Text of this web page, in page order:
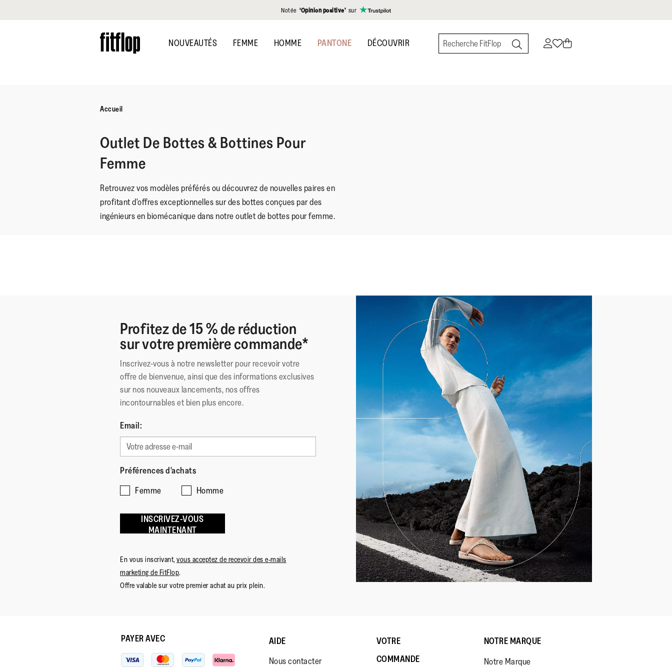
Notée ‘Opinion positive’ sur
to
main
NOUVEAUTÉS FEMME HOMME PANTONE DÉCOUVRIR
Accueil
Outlet De Bottes & Bottines Pour
Femme
Retrouvez vos modèles préférés ou découvrez de nouvelles paires en
profitant d'offres exceptionnelles sur des bottes conçues par des
ingénieurs en biomécanique dans notre outlet de bottes pour femme.
Profitez de 15 % de réduction
sur votre première commande*
Inscrivez-vous à notre newsletter pour recevoir votre
offre de bienvenue, ainsi que des informations exclusives
sur nos nouveaux lancements, nos offres
incontournables et bien plus encore.
Email:
Préférences d'achats
Femme
Homme
INSCRIVEZ-VOUS
MAINTENANT
En vous inscrivant, vous acceptez de recevoir des e-mails
marketing de FitFlop.
Offre valable sur votre premier achat au prix plein.
PAYER AVEC
AIDE
Nous contacter
VOTRE
COMMANDE
NOTRE MARQUE
Notre Marque